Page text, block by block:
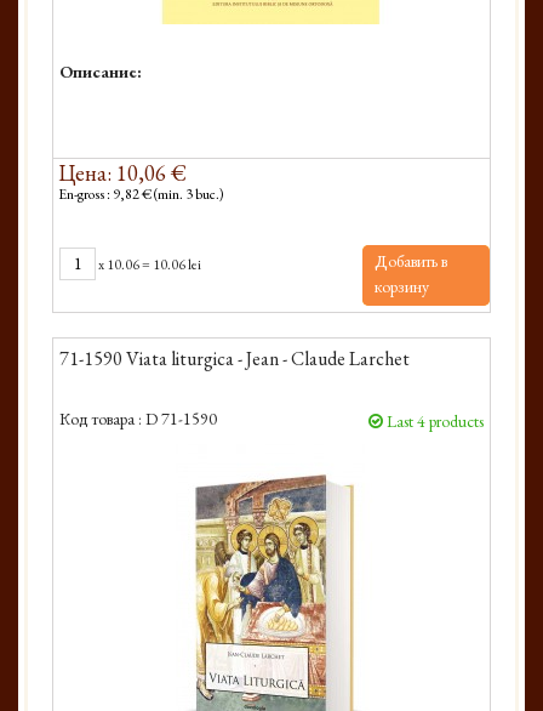
Описание:
Цена: 10,06 €
En-gross : 9,82 € (min. 3 buc.)
x10.06= 10.06 lei
Добавить в
корзину
71-1590 Viata liturgica - Jean - Claude Larchet
Код товара : D 71-1590 Last 4 products